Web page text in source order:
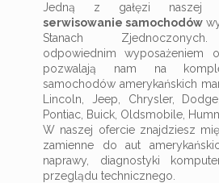
Jedną z gałęzi naszej
serwisowanie samochodów
Stanach
odpowiednim wyposażeniem
pozwalają nam na
samochodów amerykańskich
Lincoln, Jeep, Chrysler,
Pontiac, Buick, Oldsmobile,
W naszej ofercie znajdziesz
zamienne do aut
naprawy, diagnostyki
przeglądu technicznego.